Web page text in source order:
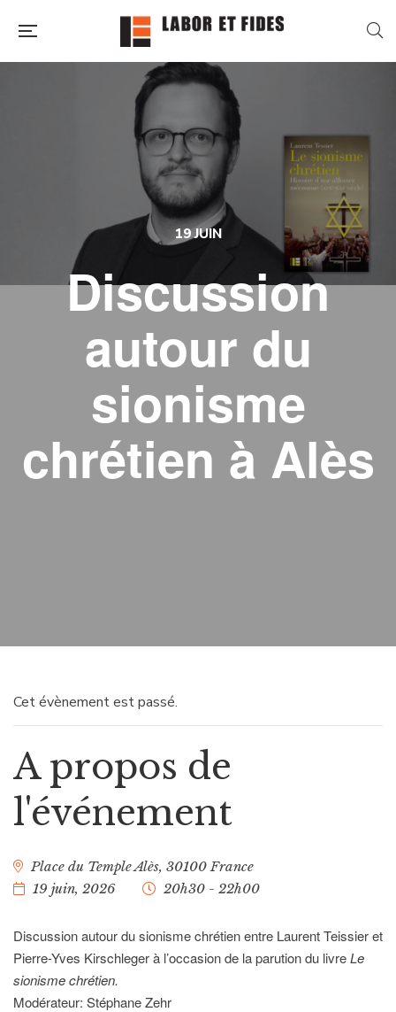
19 JUIN
Discussion
autour du
sionisme
chrétien à Alès
Cet évènement est passé.
A propos de
l'événement
Place du TempleAlès, 30100 France
19 juin, 2026
20h30 - 22h00
Discussion autour du sionisme chrétien entre Laurent Teissier et
Pierre-Yves Kirschleger à l’occasion de la parution du livreLe
sionisme chrétien.
Modérateur: Stéphane Zehr